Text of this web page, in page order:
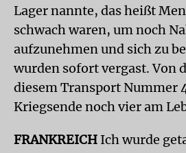
Lager nannte, das heißt
schwach waren, um noch
aufzunehmen und sich zu
wurden sofort vergast. Von
diesem Transport Nummer
Kriegsende noch vier am
FRANKREICH Ich wurde